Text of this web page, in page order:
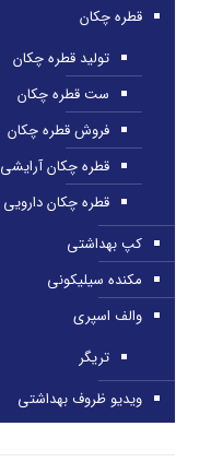
قطره چکان
تولید قطره چکان
ست قطره چکان
فروش قطره چکان
قطره چکان آرایشی
قطره چکان دارویی
کپ بهداشتی
مکنده سیلیکونی
والف اسپری
تریگر
ویدیو ظروف بهداشتی